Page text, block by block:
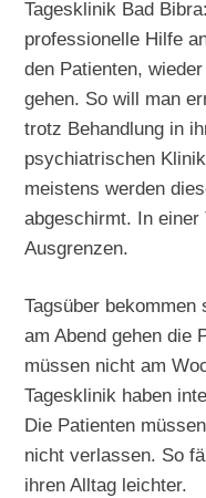
Tagesklinik Bad
professionelle Hilfe
den Patienten,
gehen. So will man
trotz Behandlung in
psychiatrischen
meistens werden
abgeschirmt. In
Ausgrenzen.
Tagsüber bekommen
am Abend gehen die
müssen nicht am
Tagesklinik haben
Die Patienten
nicht verlassen. So
ihren Alltag leichter.